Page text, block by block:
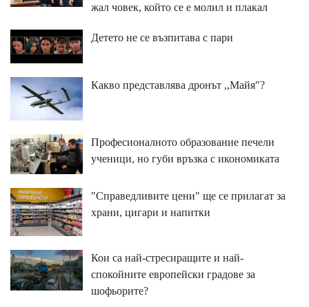
жал човек, който се е молил и плакал
Детето не се възпитава с пари
Какво представлява дронът ,,Майя"?
Професионалното образование печели
ученици, но губи връзка с икономиката
"Справедливите цени" ще се прилагат за
храни, цигари и напитки
Кои са най-стресиращите и най-
спокойните европейски градове за
шофьорите?